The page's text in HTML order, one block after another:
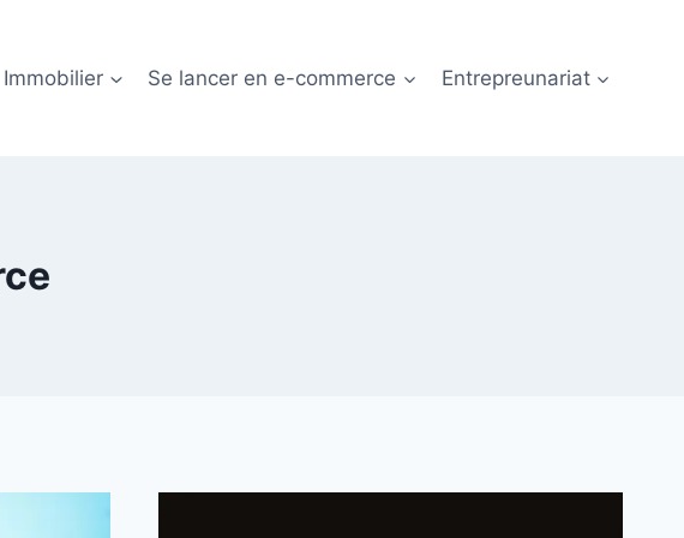
Immobilier Se lancer en e-commerce Entrepreunariat